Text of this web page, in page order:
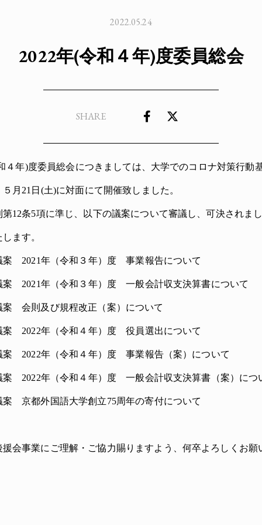
2022.05.24
2022年(令和４年)度委員総会
SHARE
４年)度委員総会につきましては、大学でのコロナ対策行動
月21日(土)に対面にて開催致しました。
12条5項に準じ、以下の議案について審議し、可決されま
ます。
案 2021年（令和３年）度 事業報告について
案 2021年（令和３年）度 一般会計収支決算書について
案 会則及び規程改正（案）について
案 2022年（令和４年）度 役員選出について
案 2022年（令和４年）度 事業報告（案）について
案 2022年（令和４年）度 一般会計収支決算書（案）につ
案 京都外国語大学創立75周年の寄付について
援会事業にご理解・ご協力賜りますよう、何卒よろしくお願